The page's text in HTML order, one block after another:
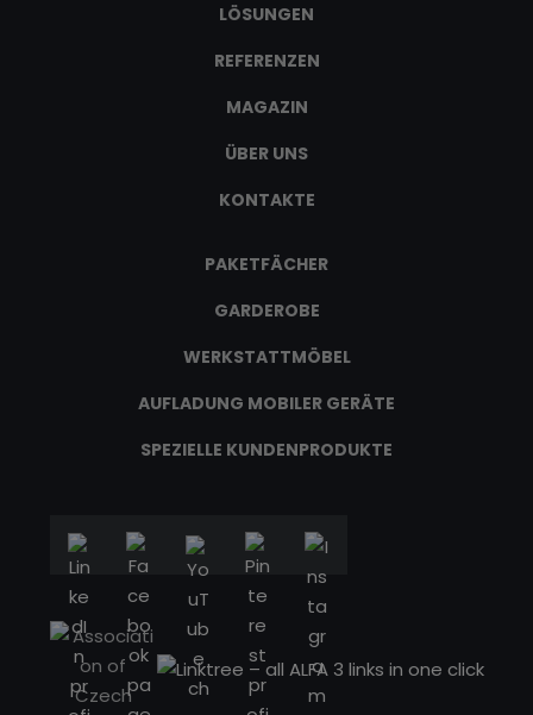
LÖSUNGEN
REFERENZEN
MAGAZIN
ÜBER UNS
KONTAKTE
PAKETFÄCHER
GARDEROBE
WERKSTATTMÖBEL
AUFLADUNG MOBILER GERÄTE
SPEZIELLE KUNDENPRODUKTE